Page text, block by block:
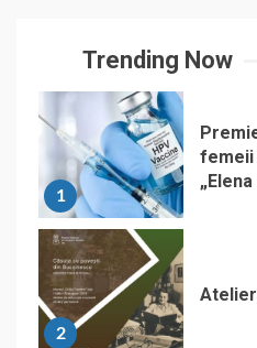
Trending Now
1
femeii
2